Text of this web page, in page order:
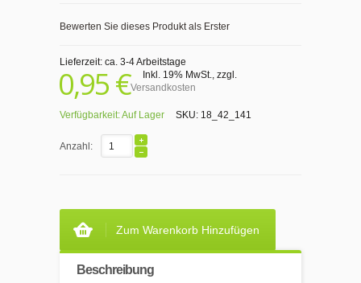
Bewerten Sie dieses Produkt als Erster
Lieferzeit: ca. 3-4 Arbeitstage
0,95 € Inkl. 19% MwSt., zzgl.
Versandkosten
Verfügbarkeit:Auf Lager SKU: 18_42_141
Anzahl:
Zum Warenkorb Hinzufügen
Beschreibung